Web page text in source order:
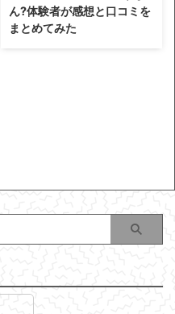
ん?体験者が感想と口コミを
まとめてみた